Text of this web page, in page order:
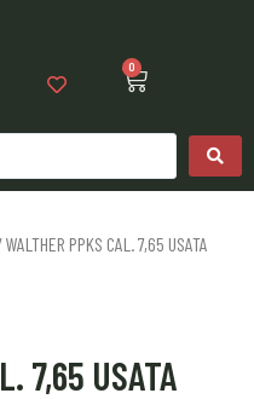
0
PPKS CAL. 7,65 USATA
7,65 USATA